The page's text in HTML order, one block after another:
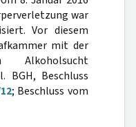
war
Vor diesem
mit der
Alkoholsucht
BGH, Beschluss
; Beschluss vom